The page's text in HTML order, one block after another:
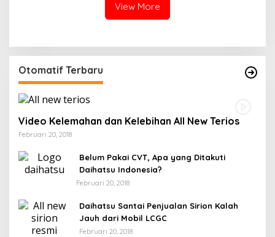
View More
Otomatif Terbaru
Video Kelemahan dan Kelebihan All New Terios
Februari 20, 2018
Belum Pakai CVT, Apa yang Ditakuti
Daihatsu Indonesia?
Februari 20, 2018
Daihatsu Santai Penjualan Sirion Kalah
Jauh dari Mobil LCGC
Februari 20, 2018